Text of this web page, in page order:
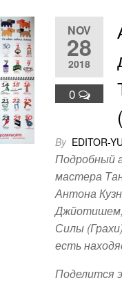
c
e
b
o
o
k
tt
NOV
28
2018
0
By EDITOR-YU
Подробный
мастера
Антона
Джйотишем,
Силы
есть
Поделится